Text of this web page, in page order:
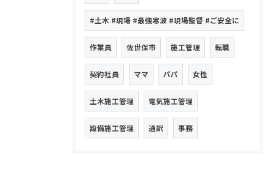
#土木 #現場 #最強寒波 #現場監督 #ご安全に
作業員 佐世保市 施工管理 転職
契約社員 ママ パパ 女性
土木施工管理 電気施工管理
設備施工管理 通訳 事務